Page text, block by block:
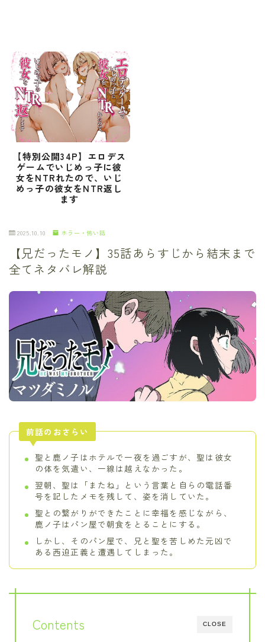
【特別公開34P】エロデス
ゲームでいじめっ子に彼
女をNTRれたので、いじ
めっ子の彼女をNTR返し
ます
2025.10.10 ホラー・怖い話
【兄だったモノ】35話あらすじから結末まで
全てネタバレ解説
前話のおさらい
聖と鹿ノ子はホテルで一夜を過ごすが、聖は彼女
の体を気遣い、一線は越えなかった。
翌朝、聖は「またね」という言葉と自らの電話番
号を記したメモを残して、姿を消していた。
聖との繋がりができたことに幸福を感じながら、
鹿ノ子はパン屋で朝食をとることにする。
しかし、そのパン屋で、兄と聖を苦しめた元凶で
ある西迫正義と遭遇してしまった。
CLOSE
Contents